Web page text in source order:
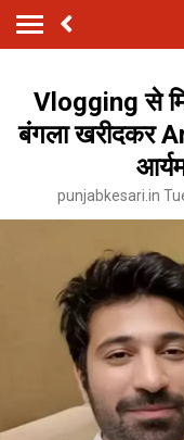
Vlogging से
बंगला खरीदकर
punjabkesari.in